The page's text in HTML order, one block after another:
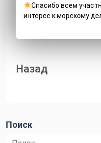
Спасибо всем
интерес к морскому
Навигация
Назад
Поиск